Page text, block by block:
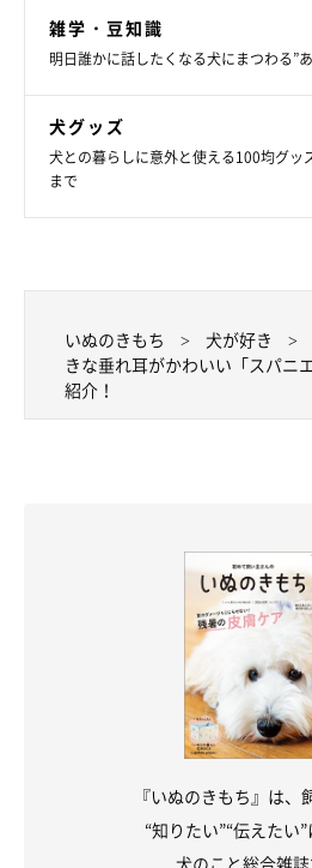
雑学・豆知識
明日誰かに話したくなる犬にまつわる”
犬グッズ
犬との暮らしに意外と使える100均グッ
まで
いぬのきもち 犬が好き
きな垂れ耳がかわいい「スパニ
紹介！
『いぬのきもち』は、
“知りたい”“伝えたい